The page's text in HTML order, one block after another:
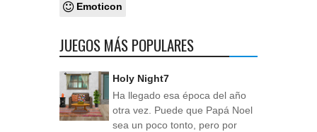
Emoticon
JUEGOS MÁS POPULARES
Holy Night7
Ha llegado esa época del año
otra vez. Puede que Papá Noel
sea un poco tonto, pero por